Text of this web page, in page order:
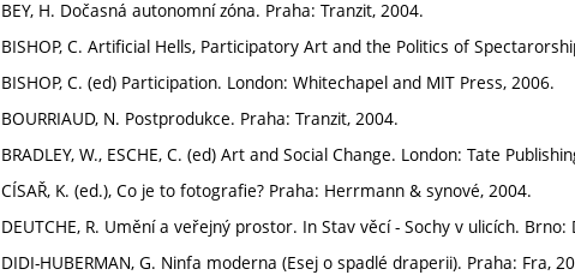
BEY, H. Dočasná autonomní zóna. Praha: Tranzit, 2004.
BISHOP, C. Artificial Hells, Participatory Art and the Politics of
BISHOP, C. (ed) Participation. London: Whitechapel and MIT Press, 2006.
BOURRIAUD, N. Postprodukce. Praha: Tranzit, 2004.
BRADLEY, W., ESCHE, C. (ed) Art and Social Change. London: Tate
CÍSAŘ, K. (ed.), Co je to fotografie? Praha: Herrmann & synové, 2004.
DEUTCHE, R. Umění a veřejný prostor. In Stav věcí - Sochy v ulicích.
DIDI-HUBERMAN, G. Ninfa moderna (Esej o spadlé draperii). Praha: Fra,